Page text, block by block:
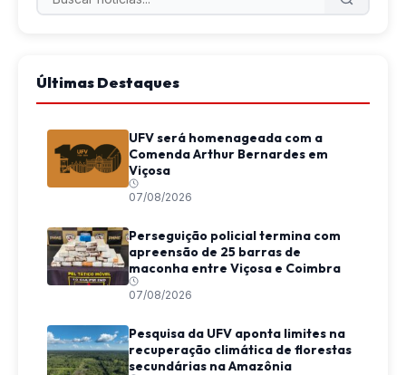
Últimas Destaques
UFV será homenageada com a
Comenda Arthur Bernardes em
Viçosa
07/08/2026
Perseguição policial termina com
apreensão de 25 barras de
maconha entre Viçosa e Coimbra
07/08/2026
Pesquisa da UFV aponta limites na
recuperação climática de florestas
secundárias na Amazônia